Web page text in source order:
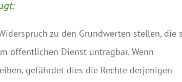
zu den Grundwerten stellen, die
öffentlichen Dienst untragbar. Wenn
gefährdet dies die Rechte derjenigen